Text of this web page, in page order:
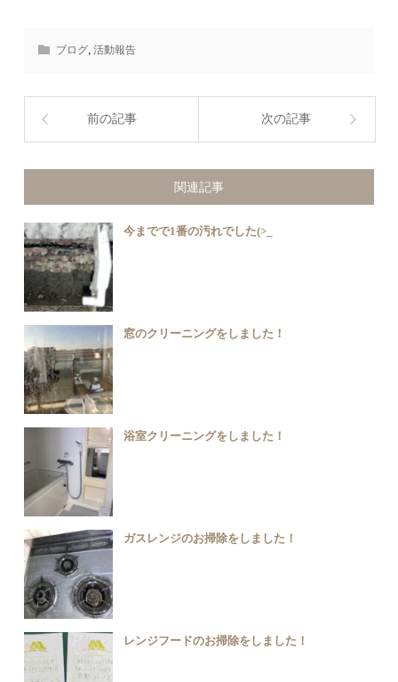
ブログ ,活動報告
前の記事 次の記事
関連記事
今までで1番の汚れでした(>_
窓のクリーニングをしました！
浴室クリーニングをしました！
ガスレンジのお掃除をしました！
レンジフードのお掃除をしました！